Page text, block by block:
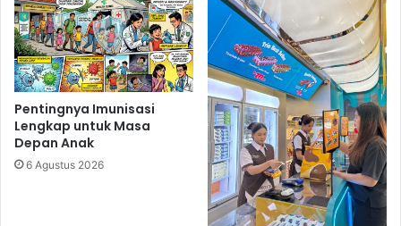
Pentingnya Imunisasi
Lengkap untuk Masa
Depan Anak
6 Agustus 2026